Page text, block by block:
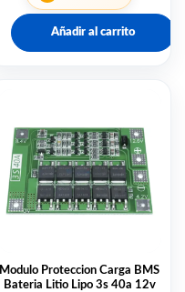
Añadir al carrito
Modulo Proteccion Carga BMS
Bateria Litio Lipo 3s 40a 12v